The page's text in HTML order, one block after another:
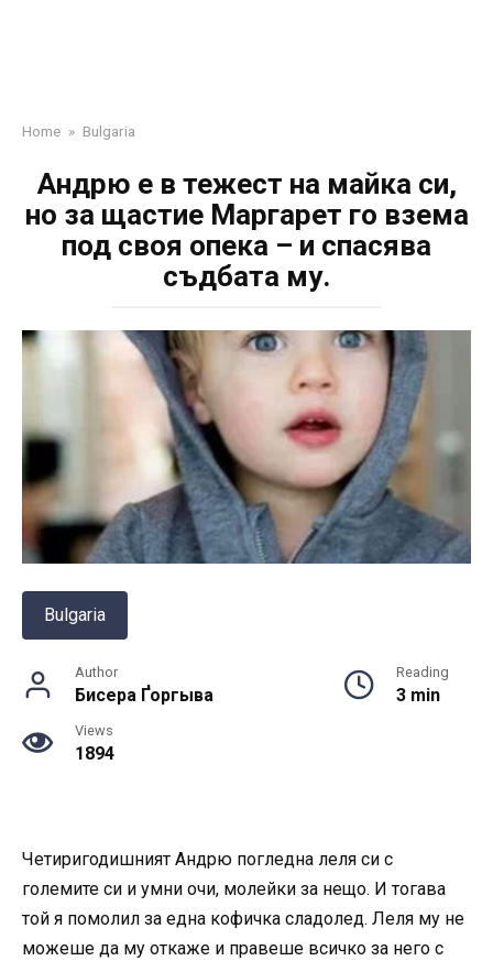
Home » Bulgaria
Андрю е в тежест на майка си,
но за щастие Маргарет го взема
под своя опека – и спасява
съдбата му.
Bulgaria
Author
Бисера Ґоргыва
Reading
3 min
Views
1894
Четиригодишният Андрю погледна леля си с
големите си и умни очи, молейки за нещо. И тогава
той я помолил за една кофичка сладолед. Леля му не
можеше да му откаже и правеше всичко за него с